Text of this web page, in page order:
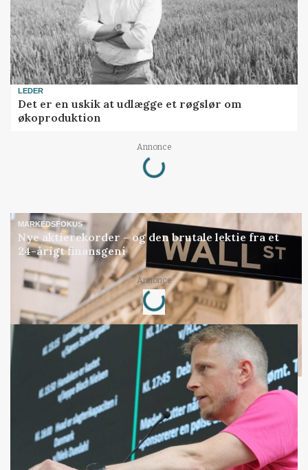
LEDER
Det er en uskik at udlægge et røgslør om
økoproduktion
Annonce
Loading...
MARKEDSFOKUS
Nye aktierekorder – og den brutale lektie fra et
24-årigt finansgeni
Annonce
Loading...